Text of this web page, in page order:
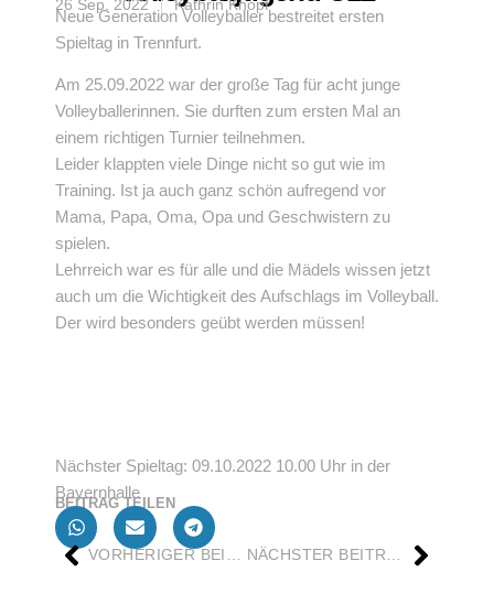
26 Sep. 2022 Kathrin Knopf
Neue Generation Volleyballer bestreitet ersten
Spieltag in Trennfurt.
Am 25.09.2022 war der große Tag für acht junge
Volleyballerinnen. Sie durften zum ersten Mal an
einem richtigen Turnier teilnehmen.
Leider klappten viele Dinge nicht so gut wie im
Training. Ist ja auch ganz schön aufregend vor
Mama, Papa, Oma, Opa und Geschwistern zu
spielen.
Lehrreich war es für alle und die Mädels wissen jetzt
auch um die Wichtigkeit des Aufschlags im Volleyball.
Der wird besonders geübt werden müssen!
Nächster Spieltag: 09.10.2022 10.00 Uhr in der
Bayernhalle
BEITRAG TEILEN